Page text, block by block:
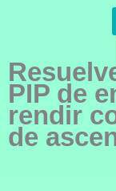
o
k
-
f
t
e
r
PIP de
rendir
de